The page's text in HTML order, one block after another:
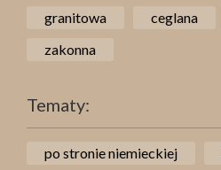
granitowa ceglana
zakonna
Tematy:
po stronie niemieckiej